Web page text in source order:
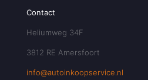
Contact
Heliumweg 34F
3812 RE Amersfoort
info@autoinkoopservice.nl